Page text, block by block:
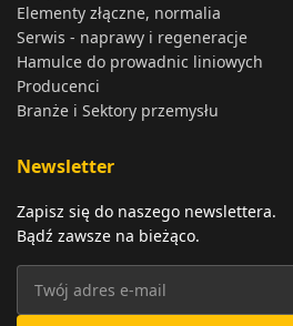
Elementy złączne, normalia
Serwis - naprawy i regeneracje
Hamulce do prowadnic liniowych
Producenci
Branże i Sektory przemysłu
Newsletter
Zapisz się do naszego newslettera.
Bądź zawsze na bieżąco.